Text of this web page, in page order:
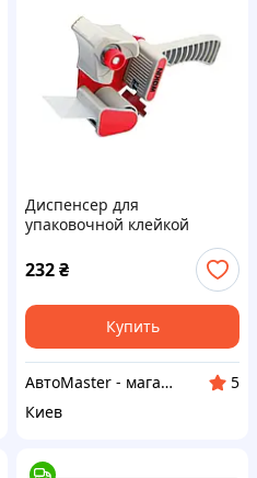
Диспенсер для
упаковочной клейкой
ленты (скотчу) WOKIN WK-
653001
232₴
Купить
АвтоMaster - магазин
5
Киев